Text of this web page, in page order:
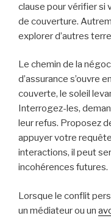
clause pour vérifier si
de couverture.
explorer d’autres
Le chemin de la
d’assurance s’ouvre
couverte, le soleil
Interrogez-les,
leur refus. Proposez
appuyer votre
interactions, il peut
incohérences futures.
Lorsque le conflit
un médiateur ou un